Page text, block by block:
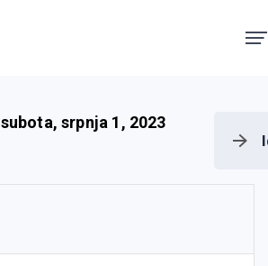
subota, srpnja 1, 2023